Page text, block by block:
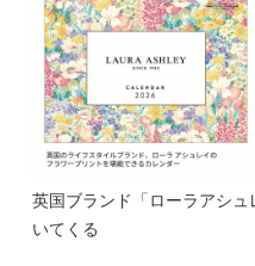
英国ブランド「ローラアシ
いてくる